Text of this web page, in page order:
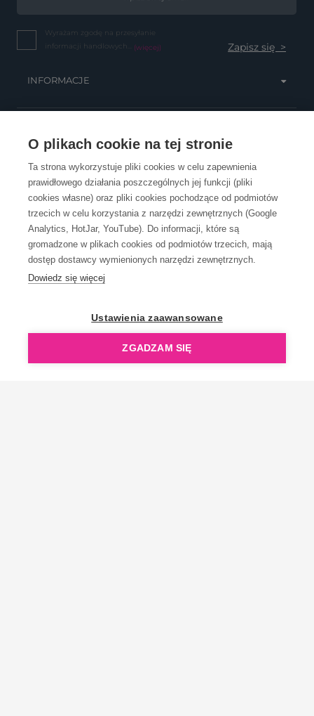
O plikach cookie na tej stronie
Ta strona wykorzystuje pliki cookies w celu zapewnienia
prawidłowego działania poszczególnych jej funkcji (pliki
cookies własne) oraz pliki cookies pochodzące od podmiotów
trzecich w celu korzystania z narzędzi zewnętrznych (Google
Analytics, HotJar, YouTube). Do informacji, które są
gromadzone w plikach cookies od podmiotów trzecich, mają
dostęp dostawcy wymienionych narzędzi zewnętrznych.
Dowiedz się więcej
Ustawienia zaawansowane
ZGADZAM SIĘ
Wyrażam zgodę na przesyłanie
informacji handlowych... (więcej)
INFORMACJE
OBSŁUGA KLIENTA
KONTAKT
OpenGift jest częścią ReflectGroup.